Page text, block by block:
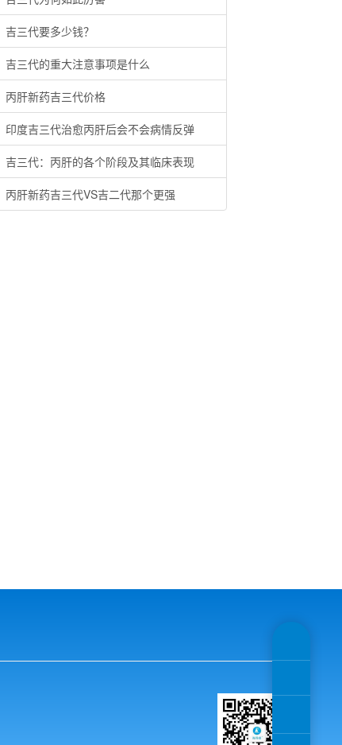
吉三代要多少钱？
吉三代的重大注意事项是什么
丙肝新药吉三代价格
印度吉三代治愈丙肝后会不会病情反弹
吉三代：丙肝的各个阶段及其临床表现
丙肝新药吉三代VS吉二代那个更强